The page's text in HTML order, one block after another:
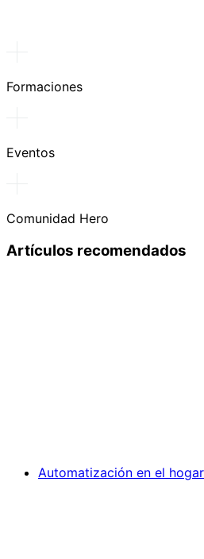
Formaciones
Eventos
Comunidad Hero
Artículos recomendados
Automatización en el